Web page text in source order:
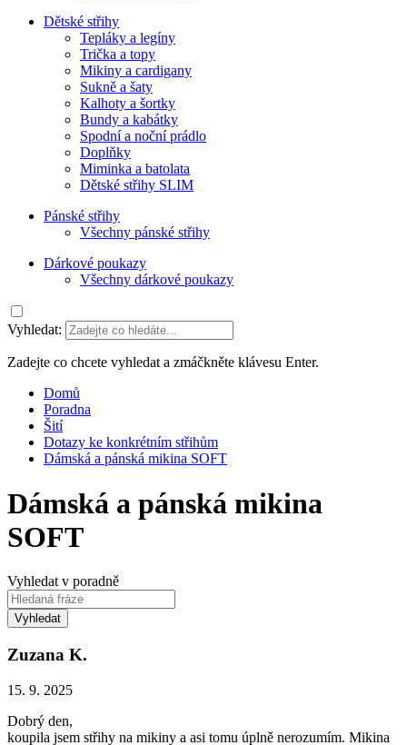
Dětské střihy
Tepláky a legíny
Trička a topy
Mikiny a cardigany
Sukně a šaty
Kalhoty a šortky
Bundy a kabátky
Spodní a noční prádlo
Doplňky
Miminka a batolata
Dětské střihy SLIM
Pánské střihy
Všechny pánské střihy
Dárkové poukazy
Všechny dárkové poukazy
Vyhledat:
Zadejte co chcete vyhledat a zmáčkněte klávesu Enter.
Domů
Poradna
Šití
Dotazy ke konkrétním střihům
Dámská a pánská mikina SOFT
Dámská a pánská mikina
SOFT
Vyhledat v poradně
Vyhledat
Zuzana K.
15. 9. 2025
Dobrý den,
koupila jsem střihy na mikiny a asi tomu úplně nerozumím. Mikina